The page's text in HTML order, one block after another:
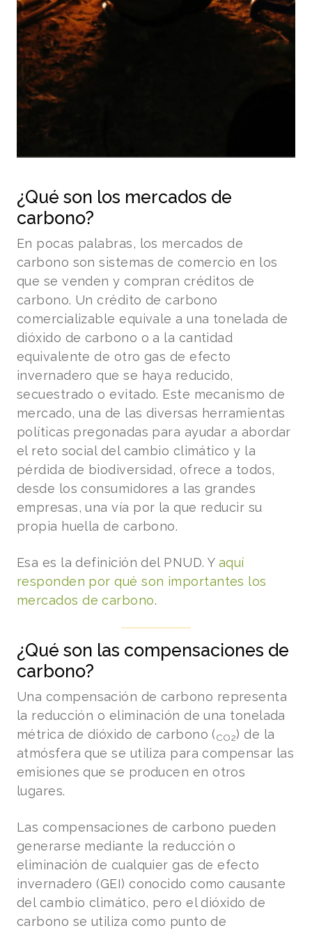
¿Qué son los mercados de
carbono?
En pocas palabras, los mercados de
carbono son sistemas de comercio en los
que se venden y compran créditos de
carbono. Un crédito de carbono
comercializable equivale a una tonelada de
dióxido de carbono o a la cantidad
equivalente de otro gas de efecto
invernadero que se haya reducido,
secuestrado o evitado. Este mecanismo de
mercado, una de las diversas herramientas
políticas pregonadas para ayudar a abordar
el reto social del cambio climático y la
pérdida de biodiversidad, ofrece a todos,
desde los consumidores a las grandes
empresas, una vía por la que reducir su
propia huella de carbono.
Esa es la definición del PNUD. Y aquí
responden por qué son importantes los
mercados de carbono.
¿Qué son las compensaciones de
carbono?
Una compensación de carbono representa
la reducción o eliminación de una tonelada
métrica de dióxido de carbono (CO2) de la
atmósfera que se utiliza para compensar las
emisiones que se producen en otros
lugares.
Las compensaciones de carbono pueden
generarse mediante la reducción o
eliminación de cualquier gas de efecto
invernadero (GEI) conocido como causante
del cambio climático, pero el dióxido de
carbono se utiliza como punto de